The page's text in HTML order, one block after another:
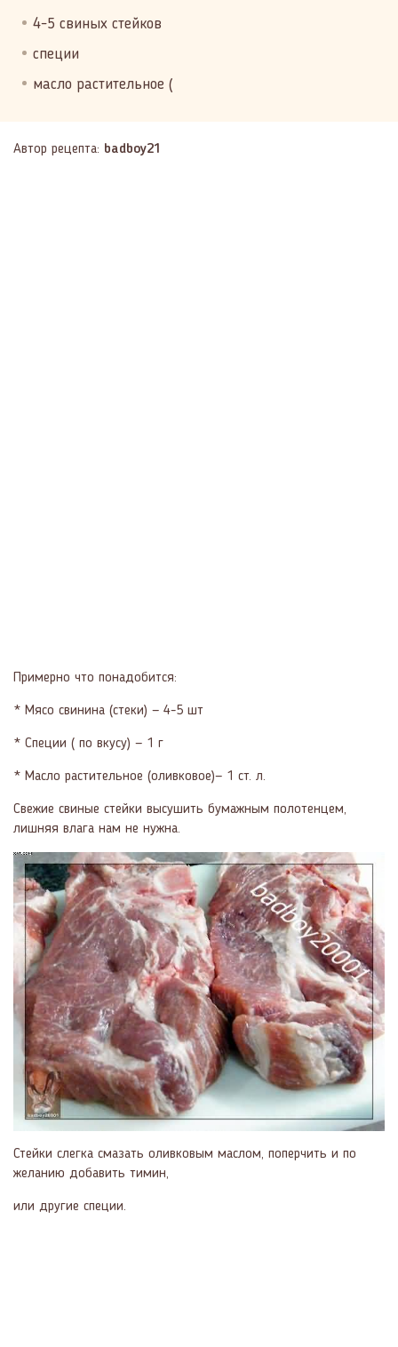
4-5 свиных стейков
специи
масло растительное (
Автор рецепта: badboy21
Примерно что понадобится:
* Мясо свинина (стеки) — 4-5 шт
* Специи ( по вкусу) — 1 г
* Масло растительное (оливковое)— 1 ст. л.
Свежие свиные стейки высушить бумажным полотенцем,
лишняя влага нам не нужна.
Стейки слегка смазать оливковым маслом, поперчить и по
желанию добавить тимин,
или другие специи.